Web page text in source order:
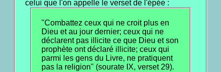
celui que l'on appelle le verset de l'épée :
"Combattez ceux qui ne croit plus en
Dieu et au jour dernier; ceux qui ne
déclarent pas illicite ce que Dieu et son
prophète ont déclaré illicite; ceux qui
parmi les gens du Livre, ne pratiquent
pas la religion" (sourate IX, verset 29).